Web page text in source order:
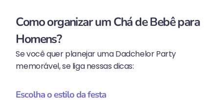
Como organizar um Chá de Bebê para
Homens?
Se você quer planejar uma Dadchelor Party
memorável, se liga nessas dicas:
Escolha o estilo da festa